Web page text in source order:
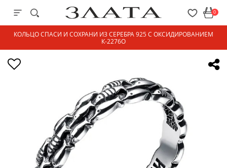
0
КОЛЬЦО СПАСИ И СОХРАНИ ИЗ СЕРЕБРА 925 С ОКСИДИРОВАНИЕМ
К-2276О